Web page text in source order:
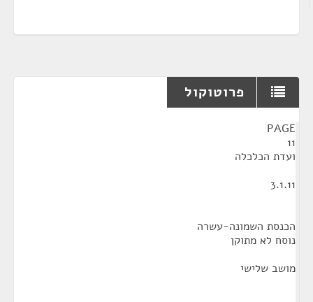
פרוטוקול
PAGE
11
ועדת הכלכלה
3.1.11
הכנסת השמונה-עשרה
נוסח לא מתוקן
מושב שלישי